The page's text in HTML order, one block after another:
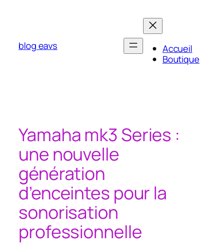
blog eavs
Accueil
Boutique
Yamaha mk3 Series :
une nouvelle
génération
d’enceintes pour la
sonorisation
professionnelle